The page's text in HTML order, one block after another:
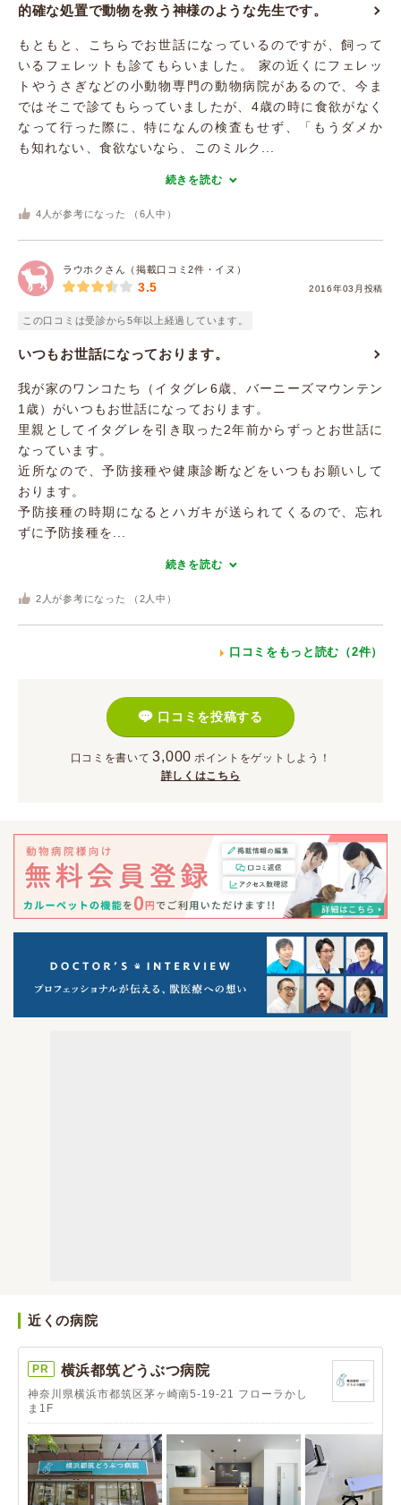
的確な処置で動物を救う神様のような先生です。
もともと、こちらでお世話になっているのですが、飼って
いるフェレットも診てもらいました。 家の近くにフェレッ
トやうさぎなどの小動物専門の動物病院があるので、今ま
ではそこで診てもらっていましたが、4歳の時に食欲がなく
なって行った際に、特になんの検査もせず、「もうダメか
も知れない、食欲ないなら、このミルク...
続きを読む
4 人が参考になった （ 6 人中）
ラウホクさん（掲載口コミ2件・イヌ）
2016年03月投稿
3.5
この口コミは受診から5年以上経過しています。
いつもお世話になっております。
我が家のワンコたち（イタグレ6歳、バーニーズマウンテン
1歳）がいつもお世話になっております。
里親としてイタグレを引き取った2年前からずっとお世話に
なっています。
近所なので、予防接種や健康診断などをいつもお願いして
おります。
予防接種の時期になるとハガキが送られてくるので、忘れ
ずに予防接種を...
続きを読む
2 人が参考になった （ 2 人中）
口コミをもっと読む（2件）
口コミを投稿する
口コミを書いて 3,000 ポイント をゲットしよう！
詳しくはこちら
近くの病院
PR 横浜都筑どうぶつ病院
神奈川県横浜市都筑区茅ヶ崎南5-19-21 フローラかし
ま1F